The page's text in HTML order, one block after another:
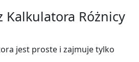
Kalkulatora Różnicy
jest proste i zajmuje tylko